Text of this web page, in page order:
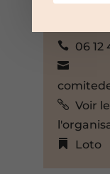
06 12
Voir
Loto